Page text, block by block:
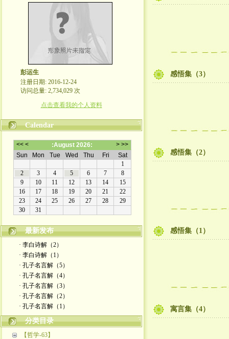
彭运生
注册日期: 2016-12-24
访问总量: 2,734,029 次
点击查看我的个人资料
Calendar
最新发布
· 李白诗解（2）
· 李白诗解（1）
· 孔子名言解（5）
· 孔子名言解（4）
· 孔子名言解（3）
· 孔子名言解（2）
· 孔子名言解（1）
分类目录
【哲学-63】
感悟集（3）
感悟集（2）
感悟集（1）
寓言集（4）